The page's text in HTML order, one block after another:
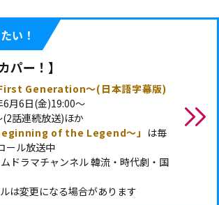
い！
パー！】
Generation～(日本語字幕版)
月6日(金)19:00～
話連続放送)ほか
of the Legend～」 は毎
ール放送中
ドラマチャンネル 韓流・時代劇・国
は変更になる場合があります